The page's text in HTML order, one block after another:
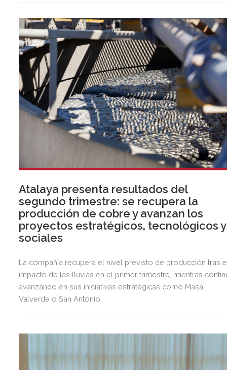
Atalaya presenta resultados del
segundo trimestre: se recupera la
producción de cobre y avanzan los
proyectos estratégicos, tecnológicos y
sociales
La compañía recupera el nivel previsto de producción tras
impacto de las lluvias en el primer trimestre, mientras
avanzando en sus iniciativas estratégicas como Masa
Valverde o San Antonio.